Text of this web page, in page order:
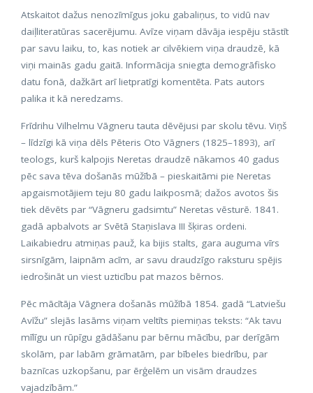
Atskaitot dažus nenozīmīgus joku gabaliņus, to vidū nav
daiļliteratūras sacerējumu. Avīze viņam dāvāja iespēju stāstīt
par savu laiku, to, kas notiek ar cilvēkiem viņa draudzē, kā
viņi mainās gadu gaitā. Informācija sniegta demogrāfisko
datu fonā, dažkārt arī lietpratīgi komentēta. Pats autors
palika it kā neredzams.
Frīdrihu Vilhelmu Vāgneru tauta dēvējusi par skolu tēvu. Viņš
– līdzīgi kā viņa dēls Pēteris Oto Vāgners (1825–1893), arī
teologs, kurš kalpojis Neretas draudzē nākamos 40 gadus
pēc sava tēva došanās mūžībā – pieskaitāmi pie Neretas
apgaismotājiem teju 80 gadu laikposmā; dažos avotos šis
tiek dēvēts par “Vāgneru gadsimtu” Neretas vēsturē. 1841.
gadā apbalvots ar Svētā Staņislava III šķiras ordeni.
Laikabiedru atmiņas pauž, ka bijis stalts, gara auguma vīrs
sirsnīgām, laipnām acīm, ar savu draudzīgo raksturu spējis
iedrošināt un viest uzticību pat mazos bērnos.
Pēc mācītāja Vāgnera došanās mūžībā 1854. gadā “Latviešu
Avīžu” slejās lasāms viņam veltīts piemiņas teksts: “Ak tavu
mīlīgu un rūpīgu gādāšanu par bērnu mācību, par derīgām
skolām, par labām grāmatām, par bībeles biedrību, par
baznīcas uzkopšanu, par ērģelēm un visām draudzes
vajadzībām.”